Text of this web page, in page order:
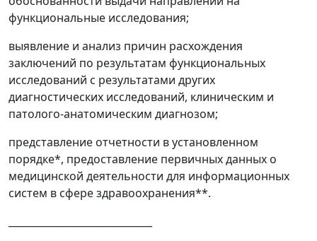
функциональные исследования;
выявление и анализ причин расхождения
заключений по результатам функциональных
исследований с результатами других
диагностических исследований, клиническим и
патолого-анатомическим диагнозом;
представление отчетности в установленном
порядке*, предоставление первичных данных о
медицинской деятельности для информационных
систем в сфере здравоохранения**.